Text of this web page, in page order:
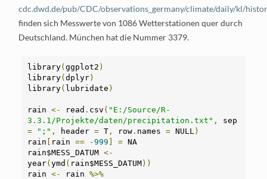
cdc.dwd.de/pub/CDC/observations_germany/climate/daily/kl/
finden sich Messwerte von 1086 Wetterstationen quer durch
Deutschland. München hat die Nummer 3379.
library(ggplot2 )
library(dplyr)
library( lubridate )
rain <- read . csv ( "E:/Source/R-
3.3.1/Projekte/daten/precipitation.txt" ,
=
";" , header = T , row . names = NULL )
rain [ rain == -999 ] = NA
rain$MESS_DATUM <-
year(ymd ( rain$MESS_DATUM))
rain <- rain %>%